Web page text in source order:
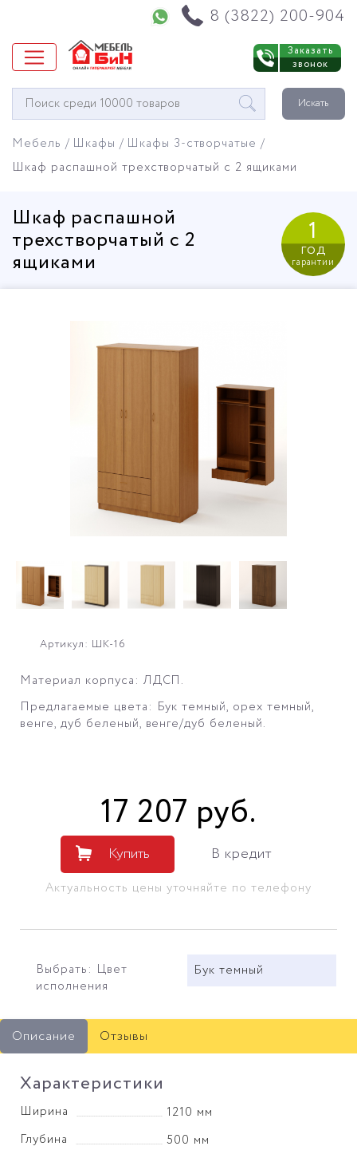
8 (3822) 200-904
Заказать
звонок
Окно
поиска
Искать
Мебель Шкафы
Шкафы 3-створчатые
Шкаф распашной трехстворчатый с 2 ящиками
Шкаф распашной
трехстворчатый с 2
ящиками
1
год
гарантии
Артикул: ШК-16
Материал корпуса: ЛДСП.
Предлагаемые цвета: Бук темный, орех темный,
венге, дуб беленый, венге/дуб беленый.
17 207 руб.
Купить В кредит
Актуальность цены уточняйте по телефону
Выбрать: Цвет
исполнения
Бук темный
Описание Отзывы
Характеристики
Ширина
1210 мм
Глубина
500 мм